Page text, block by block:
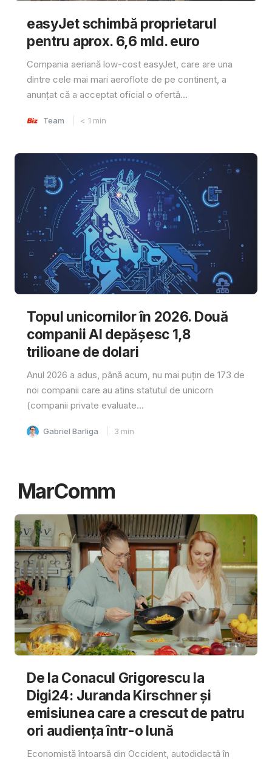
easyJet schimbă proprietarul
pentru aprox. 6,6 mld. euro
Compania aeriană low-cost easyJet, care are una
dintre cele mai mari aeroflote de pe continent, a
anunțat că a acceptat oficial o ofertă...
Team < 1 min
Topul unicornilor în 2026. Două
companii AI depășesc 1,8
trilioane de dolari
Anul 2026 a adus, până acum, nu mai puțin de 173 de
noi companii care au atins statutul de unicorn
(companii private evaluate...
Gabriel Barliga 3 min
MarComm
De la Conacul Grigorescu la
Digi24: Juranda Kirschner și
emisiunea care a crescut de patru
ori audiența într-o lună
Economistă întoarsă din Occident, autodidactă în